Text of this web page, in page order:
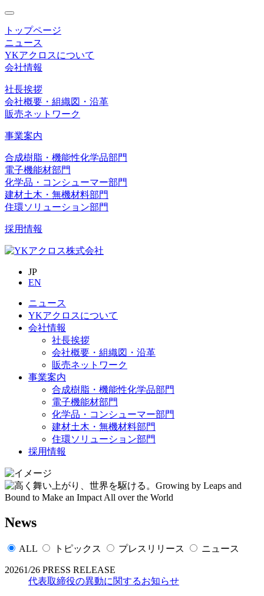
toggle
navigation
トップページ
ニュース
YKアクロスについて
会社情報
社長挨拶
会社概要・組織図・沿革
販売ネットワーク
事業案内
合成樹脂・機能性化学品部門
電子機能材部門
化学品・コンシューマー部門
建材土木・無機材料部門
住環ソリューション部門
採用情報
JP
EN
ニュース
YKアクロスについて
会社情報
社長挨拶
会社概要・組織図・沿革
販売ネットワーク
事業案内
合成樹脂・機能性化学品部門
電子機能材部門
化学品・コンシューマー部門
建材土木・無機材料部門
住環ソリューション部門
採用情報
News
ALL トピックス プレスリリース ニュース
20261/26 PRESS RELEASE
代表取締役の異動に関するお知らせ